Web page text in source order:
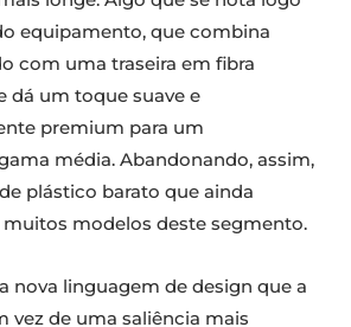
equipamento, que combina
com uma traseira em fibra
dá um toque suave e
premium para um
média. Abandonando, assim,
plástico barato que ainda
modelos deste segmento.
nova linguagem de design que a
vez de uma saliência mais